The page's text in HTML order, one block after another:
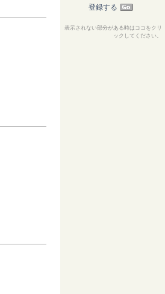
登録する
表示されない部分がある時はココをクリ
ックしてください。